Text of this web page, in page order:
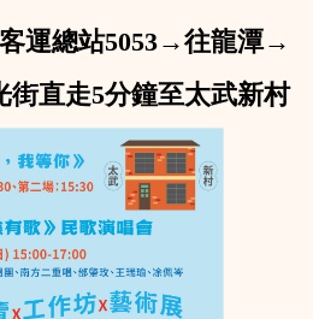
運總站5053→往龍潭→
直走5分鐘至太武新村